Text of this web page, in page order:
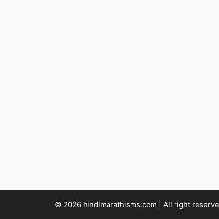
© 2026 hindimarathisms.com | All right